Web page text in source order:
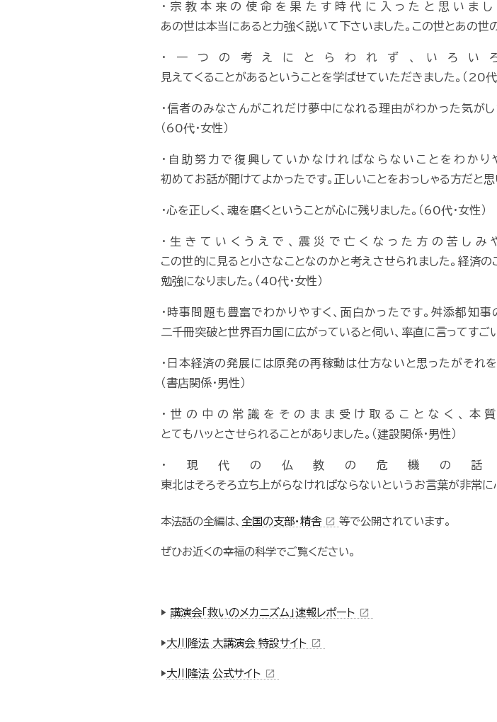
・宗教本来の使命を果たす時代に入ったと思いま
あの世は本当にあると力強く説いて下さいました。この世とあの世
・一つの考えにとらわれず、いろい
見えてくることがあるということを学ばせていただきました。（20代
・信者のみなさんがこれだけ夢中になれる理由がわかった気が
（60代・女性）
・自助努力で復興していかなければならないことをわかり
初めてお話が聞けてよかったです。正しいことをおっしゃる方だと思
・心を正しく、魂を磨くということが心に残りました。（60代・女性）
・生きていくうえで、震災で亡くなった方の苦し
この世的に見ると小さなことなのかと考えさせられました。経済の
勉強になりました。（40代・女性）
・時事問題も豊富でわかりやすく、面白かったです。舛添都知
二千冊突破と世界百カ国に広がっていると伺い、率直に言ってすご
・日本経済の発展には原発の再稼動は仕方ないと思ったがそれ
（書店関係・男性）
・世の中の常識をそのまま受け取ることなく、本
とてもハッとさせられることがありました。（建設関係・男性）
・現代の仏教の危機の
東北はそろそろ立ち上がらなければならないというお言葉が非常に心
本法話の全編は、 全国の支部・精舎 open_in_new 等で公開されています。
ぜひお近くの幸福の科学でご覧ください。
▶ 講演会「救いのメカニズム」速報レポート open_in_new
▶大川隆法 大講演会 特設サイト open_in_new
▶大川隆法 公式サイト open_in_new